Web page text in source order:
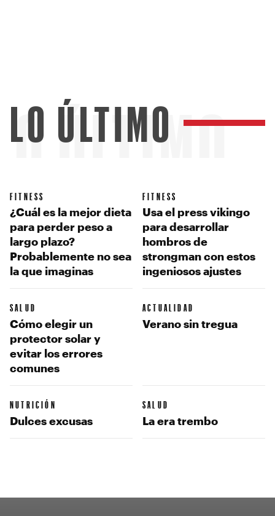
ÚLTIMO
LO ÚLTIMO
FITNESS
¿Cuál es la mejor dieta
para perder peso a
largo plazo?
Probablemente no sea
la que imaginas
FITNESS
Usa el press vikingo
para desarrollar
hombros de
strongman con estos
ingeniosos ajustes
SALUD
Cómo elegir un
protector solar y
evitar los errores
comunes
ACTUALIDAD
Verano sin tregua
NUTRICIÓN
Dulces excusas
SALUD
La era trembo